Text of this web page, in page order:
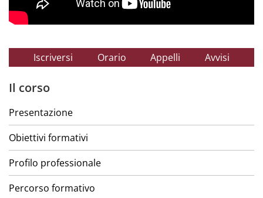
Iscriversi Orario Appelli Avvisi
Il corso
Presentazione
Obiettivi formativi
Profilo professionale
Percorso formativo